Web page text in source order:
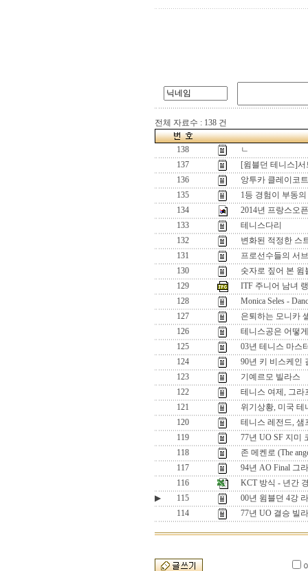
전체 자료수 : 138 건
138
ㄴ
137
[윔블던 테니스]
136
앙투카 클레이코
135
1등 경험이 부동
134
2014년 프랑스오
133
테니스다리
132
변화된 적정한 스
131
프로선수들의 서
130
숫자로 짚어 본 윔
129
ITF 주니어 남녀
128
Monica Seles -
127
은퇴하는 모니카
126
테니스공은 어떻
125
03년 테니스 마스
124
90년 키 비스케인
123
기예르모 빌라스
122
테니스 여제, 그라
121
위기상황, 미국 테
120
테니스 레전드, 샘
119
77년 UO SF 지미
118
존 메켄로 (The
117
94년 AO Final 그
116
KCT 방식 - 년간
▶
115
00년 윔블던 4강
114
77년 UO 결승 빌